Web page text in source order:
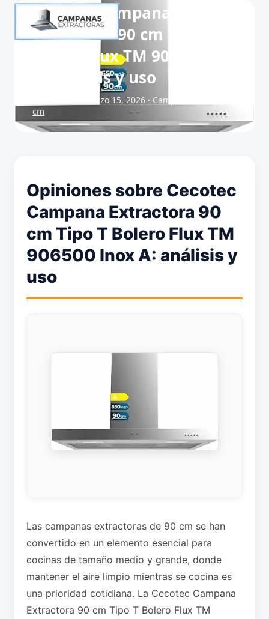
Cecotec Campana
Extractora 90 cm Tipo T
Bolero Flux TM 906500 Inox
A: análisis y uso
Publicado el marzo 15, 2026 · Campanas extractoras 90
cm
Opiniones sobre Cecotec
Campana Extractora 90
cm Tipo T Bolero Flux TM
906500 Inox A: análisis y
uso
Las campanas extractoras de 90 cm se han
convertido en un elemento esencial para
cocinas de tamaño medio y grande, donde
mantener el aire limpio mientras se cocina es
una prioridad cotidiana. La Cecotec Campana
Extractora 90 cm Tipo T Bolero Flux TM